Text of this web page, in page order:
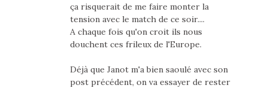
ça risquerait de me faire monter la
tension avec le match de ce soir....
A chaque fois qu'on croit ils nous
douchent ces frileux de l'Europe.
Déjà que Janot m'a bien saoulé avec son
post précédent, on va essayer de rester